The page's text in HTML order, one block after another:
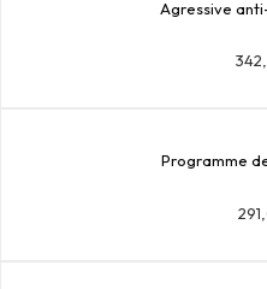
Agressive
Programme